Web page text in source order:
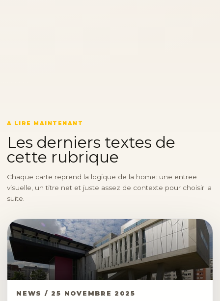
A LIRE MAINTENANT
Les derniers textes de
cette rubrique
Chaque carte reprend la logique de la home: une entree
visuelle, un titre net et juste assez de contexte pour choisir la
suite.
NEWS / 25 NOVEMBRE 2025